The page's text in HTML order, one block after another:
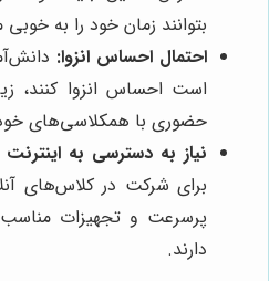
بتوانند زمان خود را به
احتمال احساس انزوا:
است احساس انزوا کنند،
حضوری با همکلاسی‌های خود
نیاز به دسترسی به
برای شرکت در کلاس‌های
پرسرعت و تجهیزات مناسب
دارند.